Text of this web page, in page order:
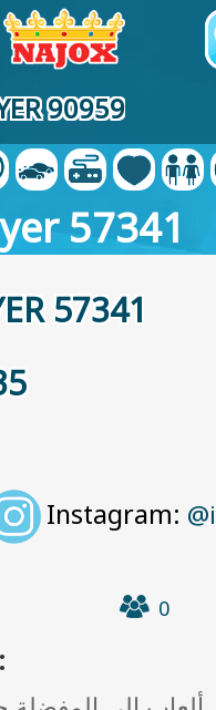
90959
57341
57341
Instagram:
0
الألعاب المفضلة لديك: